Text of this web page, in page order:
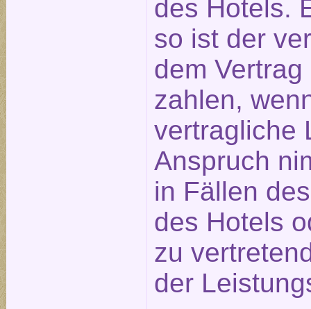
des Hotels.
so ist der
dem
zahlen,
vertragliche
Anspruch
in Fällen
des Hotels
zu
der